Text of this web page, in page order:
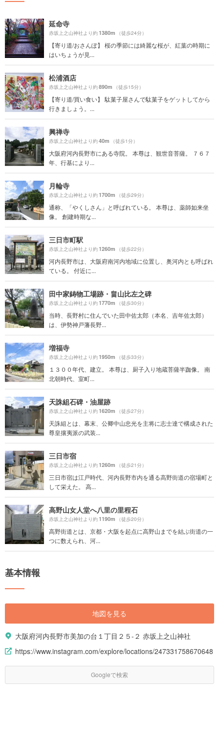
延命寺
赤坂上之山神社より約1380m （徒歩24分）
【寄り道/おさんぽ】 桜の季節には綺麗な桜が、紅葉の時期に
はいちょうが見...
松浦酒店
赤坂上之山神社より約890m （徒歩15分）
【寄り道/買い食い】 駄菓子屋さんで駄菓子をゲットしてから
行きましょう。...
興禅寺
赤坂上之山神社より約40m （徒歩1分）
大阪府河内長野市にある寺院。 本尊は、観世音菩薩。 ７６７
年、行基により...
月輪寺
赤坂上之山神社より約1700m （徒歩29分）
通称、「やくしさん」と呼ばれている。 本尊は、薬師如来坐
像。 創建時期な...
三日市町駅
赤坂上之山神社より約1260m （徒歩22分）
河内長野市は、大阪府南河内地域に位置し、奥河内とも呼ばれ
ている。 付近に...
田中家鋳物工場跡・畠山比左之碑
赤坂上之山神社より約1770m （徒歩30分）
当時、長野村に住んでいた田中佐太郎（本名、吉年佐太郎）
は、伊勢神戸藩長野...
増福寺
赤坂上之山神社より約1950m （徒歩33分）
１３００年代、建立。 本尊は、厨子入り地蔵菩薩半跏像。 南
北朝時代、室町...
天誅組石碑・油屋跡
赤坂上之山神社より約1620m （徒歩27分）
天誅組とは、幕末、公卿中山忠光を主将に志士達で構成された
尊皇攘夷派の武装...
三日市宿
赤坂上之山神社より約1260m （徒歩21分）
三日市宿は江戸時代、河内長野市内を通る高野街道の宿場町と
して栄えた。 高...
高野山女人堂へ八里の里程石
赤坂上之山神社より約1190m （徒歩20分）
高野街道とは、京都・大阪を起点に高野山までを結ぶ街道の一
つに数えられ、河...
基本情報
地図を見る
大阪府河内長野市美加の台１丁目２５-２ 赤坂上之山神社
https://www.instagram.com/explore/locations/247331758670648
Googleで検索